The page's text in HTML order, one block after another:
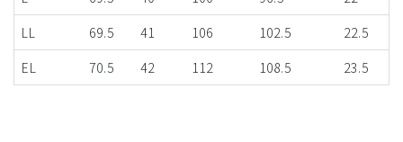
LL
69.5 41 106 102.5
22.5
EL
70.5 42 112 108.5 23.5